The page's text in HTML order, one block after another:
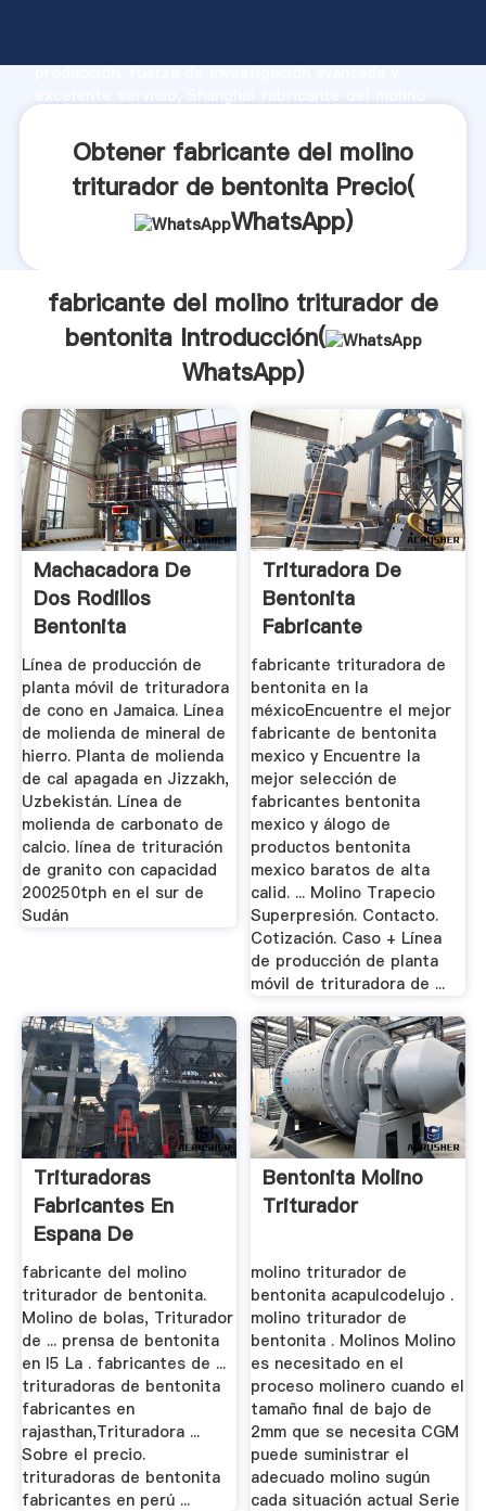
producción, fuerza de investigación avanzada y
aporta valores a todos los clientes.
Obtener fabricante del molino
triturador de bentonita Precio(
WhatsApp)
fabricante del molino triturador de
bentonita Introducción(
WhatsApp)
Machacadora De
Dos Rodillos
Bentonita
Línea de producción de
planta móvil de trituradora
de cono en Jamaica. Línea
de molienda de mineral de
hierro. Planta de molienda
de cal apagada en Jizzakh,
Uzbekistán. Línea de
molienda de carbonato de
calcio. línea de trituración
de granito con capacidad
200250tph en el sur de
Sudán
Trituradora De
Bentonita
Fabricante
fabricante trituradora de
bentonita en la
méxicoEncuentre el mejor
fabricante de bentonita
mexico y Encuentre la
mejor selección de
fabricantes bentonita
mexico y álogo de
productos bentonita
mexico baratos de alta
calid. ... Molino Trapecio
Superpresión. Contacto.
Cotización. Caso + Línea
de producción de planta
móvil de trituradora de ...
Trituradoras
Fabricantes En
Espana De
Bentonita
fabricante del molino
triturador de bentonita.
Molino de bolas, Triturador
de ... prensa de bentonita
en I5 La . fabricantes de ...
trituradoras de bentonita
fabricantes en
rajasthan,Trituradora ...
Sobre el precio.
trituradoras de bentonita
fabricantes en perú ...
Bentonita Molino
Triturador
molino triturador de
bentonita acapulcodelujo .
molino triturador de
bentonita . Molinos Molino
es necesitado en el
proceso molinero cuando el
tamaño final de bajo de
2mm que se necesita CGM
puede suministrar el
adecuado molino sugún
cada situación actual Serie